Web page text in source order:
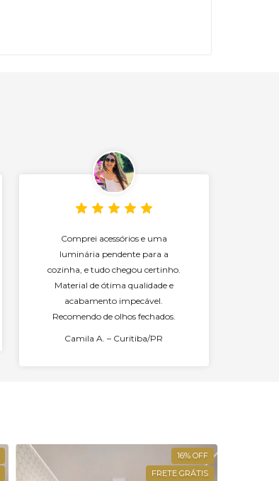
Comprei acessórios e uma
luminária pendente para a
cozinha, e tudo chegou certinho.
Material de ótima qualidade e
acabamento impecável.
Recomendo de olhos fechados.
Camila A. – Curitiba/PR
16% OFF
FRETE GRÁTIS